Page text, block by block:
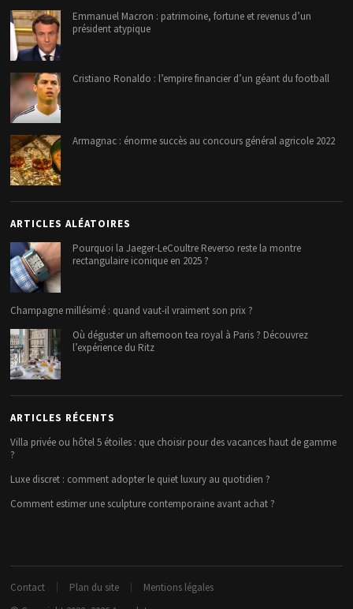
Emmanuel Macron : patrimoine, fortune et revenus d’un
président atypique
Cristiano Ronaldo : l’empire financier d’un géant du football
Armagnac : énorme succès au concours général agricole 2022
ARTICLES ALÉATOIRES
Pourquoi la Jaeger-LeCoultre Reverso reste la montre
rectangulaire iconique en 2025 ?
Champagne millésimé : quand vaut-il vraiment son prix ?
Où déguster un afternoon tea royal à Paris ? Découvrez
l’expérience du Ritz
ARTICLES RÉCENTS
Villa privée ou hôtel 5 étoiles : que choisir pour des vacances haut de gamme
?
Luxe discret : comment adopter le quiet luxury au quotidien ?
Comment estimer une sculpture contemporaine avant achat ?
Contact Plan du site
Mentions légales